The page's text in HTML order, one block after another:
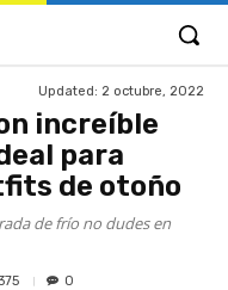
Updated: 2 octubre, 2022
increíble
para
de otoño
de frío no dudes en
0